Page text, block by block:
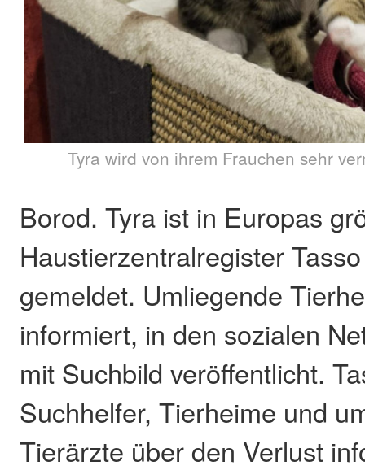
Tyra wird von ihrem Frauchen sehr
Borod. Tyra ist in Europas
Haustierzentralregister
gemeldet. Umliegende
informiert, in den sozialen
mit Suchbild veröffentlicht.
Suchhelfer, Tierheime und
Tierärzte über den Verlust